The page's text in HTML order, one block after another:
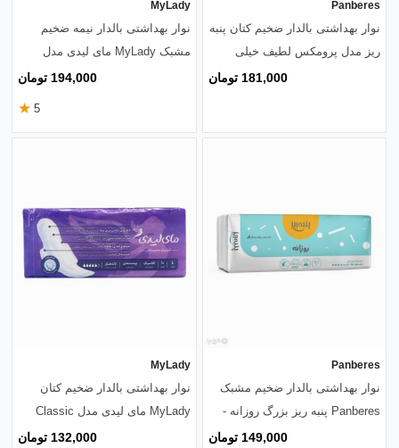
Panberes
نوار بهداشتی بالدار ضخیم کتان پنبه
ریز مدل پرومکس لطیف خیلی
181,000 تومان
MyLady
نوار بهداشتی بالدار نیمه ضخیم
مشبک MyLady مای لیدی مدل
Superpad خیلی خیلی بزرگ - بسته
194,000 تومان
5
★
Panberes
نوار بهداشتی بالدار ضخیم مشبک
Panberes پنبه ریز بزرگ روزانه -
149,000 تومان
MyLady
نوار بهداشتی بالدار ضخیم کتان
MyLady مای لیدی مدل Classic
Sensitive بزرگ کد 856 - بسته 10
132,000 تومان